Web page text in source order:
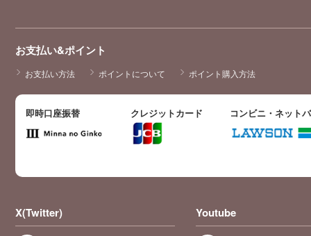
お支払い&ポイント
お支払い方法 ポイントについて ポイント購入方法
即時口座振替 クレジットカード コンビニ・ネット
X(Twitter) Youtube